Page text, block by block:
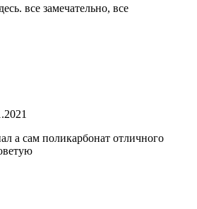
все замечательно, все
а сам поликарбонат отличного